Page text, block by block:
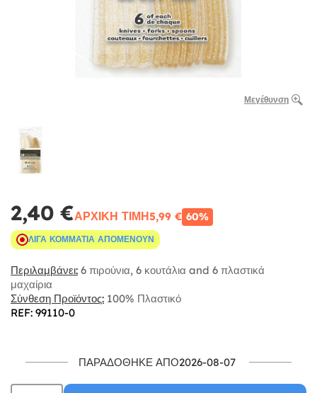
Μεγέθυνση
2,40 €ΑΡΧΙΚΉ ΤΙΜΉ5,99 € 60%
ΛΊΓΑ ΚΟΜΜΆΤΙΑ ΑΠΟΜΈΝΟΥΝ
Περιλαμβάνει: 6 πιρούνια, 6 κουτάλια and 6 πλαστικά
μαχαίρια
Σύνθεση Προϊόντος: 100% Πλαστικό
REF: 99110-0
ΠΑΡΑΔΌΘΗΚΕ ΑΠΌ2026-08-07